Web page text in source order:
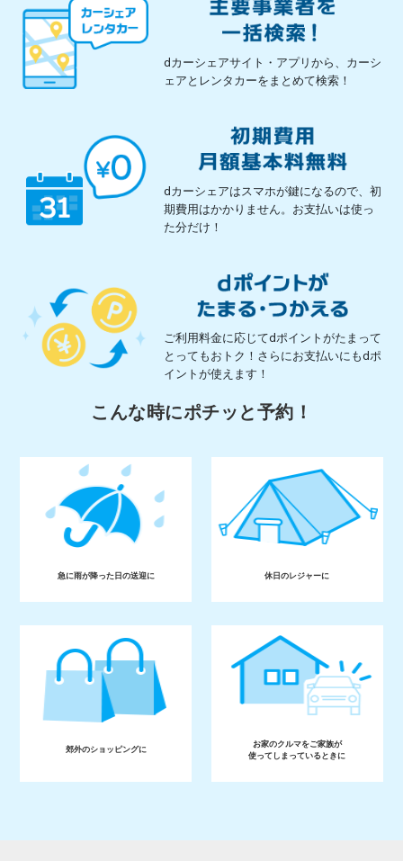
dカーシェアサイト・アプリから、カーシ
ェアとレンタカーをまとめて検索！
dカーシェアはスマホが鍵になるので、初
期費用はかかりません。お支払いは使っ
た分だけ！
ご利用料金に応じてdポイントがたまって
とってもおトク！さらにお支払いにもdポ
イントが使えます！
こんな時にポチッと予約！
急に雨が降った日の送迎に 休日のレジャーに
郊外のショッピングに
お家のクルマをご家族が
使ってしまっているときに